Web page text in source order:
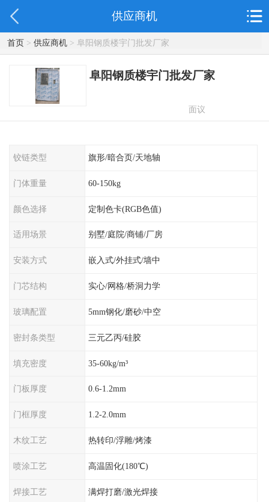
供应商机
首页> 供应商机> 阜阳钢质楼宇门批发厂家
阜阳钢质楼宇门批发厂家
面议
铰链类型 旗形/暗合页/天地轴
门体重量 60-150kg
颜色选择 定制色卡(RGB色值)
适用场景 别墅/庭院/商铺/厂房
安装方式 嵌入式/外挂式/墙中
门芯结构 实心/网格/桥洞力学
玻璃配置 5mm钢化/磨砂/中空
密封条类型 三元乙丙/硅胶
填充密度 35-60kg/m³
门板厚度 0.6-1.2mm
门框厚度 1.2-2.0mm
木纹工艺 热转印/浮雕/烤漆
喷涂工艺 高温固化(180℃)
焊接工艺 满焊打磨/激光焊接